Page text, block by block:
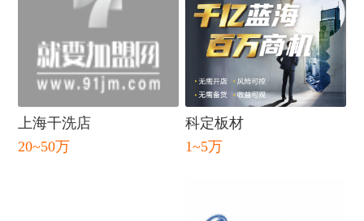
上海干洗店
20~50万
科定板材
1~5万